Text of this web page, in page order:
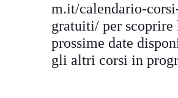
m.it/calendario-
gratuiti/ per scoprire
prossime date
gli altri corsi in